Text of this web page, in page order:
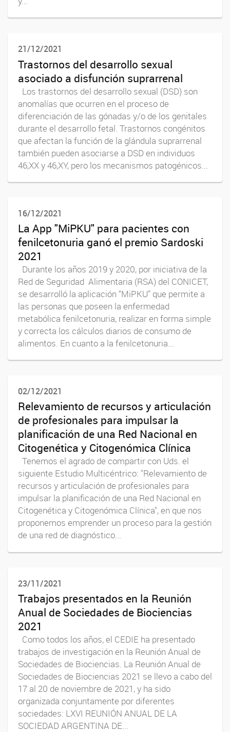
21/12/2021
Trastornos del desarrollo sexual
asociado a disfunción suprarrenal
Los trastornos del desarrollo sexual (DSD) son
anomalías que ocurren en el proceso de
diferenciación de las gónadas y/o de los genitales
durante el desarrollo fetal. Trastornos congénitos
que afectan la función de la glándula suprarrenal
también pueden asociarse a DSD en individuos
46,XX y 46,XY, pero los mecanismos patogénicos...
16/12/2021
La App "MiPKU" para pacientes con
fenilcetonuria ganó el premio Sardoski
2021
Durante los años 2019 y 2020, por iniciativa de la
Red de Seguridad Alimentaria (RSA) del CONICET,
se desarrolló la aplicación “MiPKU” que permite a
las personas que poseen la enfermedad
metabólica fenilcetonuria, realizar en forma simple
y correcta los cálculos diarios de consumo de
alimentos. En cuanto a la fenilcetonuria...
02/12/2021
Relevamiento de recursos y articulación
de profesionales para impulsar la
planificación de una Red Nacional en
Citogenética y Citogenómica Clínica
Tenemos el agrado de compartir con Uds. el
siguiente Estudio Multicéntrico: "Relevamiento de
recursos y articulación de profesionales para
impulsar la planificación de una Red Nacional en
Citogenética y Citogenómica Clínica", en que nos
proponemos emprender un proceso para la gestión
de una red de diagnóstico...
23/11/2021
Trabajos presentados en la Reunión
Anual de Sociedades de Biociencias
2021
Como todos los años, el CEDIE ha presentado
trabajos de investigación en la Reunión Anual de
Sociedades de Biociencias. La Reunión Anual de
Sociedades de Biociencias 2021 se llevo a cabo del
17 al 20 de noviembre de 2021, y ha sido
organizada conjuntamente por diferentes
sociedades: LXVI REUNIÓN ANUAL DE LA
SOCIEDAD ARGENTINA DE...